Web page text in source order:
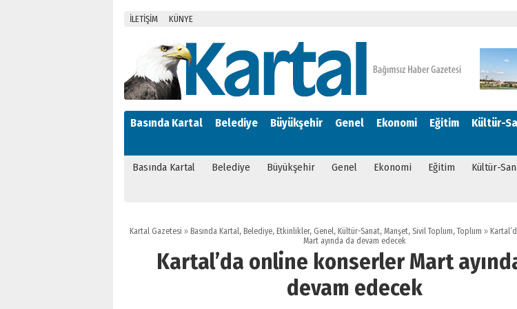
İLETİŞİM KÜNYE
Basında Kartal Belediye Büyükşehir Genel Ekonomi Eğitim Kültür-
Basında Kartal Belediye Büyükşehir Genel Ekonomi Eğitim Kültür-
Kartal Gazetesi » Basında Kartal, Belediye, Etkinlikler, Genel, Kültür-Sanat, Manşet, Sivil Toplum,Toplum »
Mart ayında da devam edecek
Kartal’da online konserler Mart
devam edecek